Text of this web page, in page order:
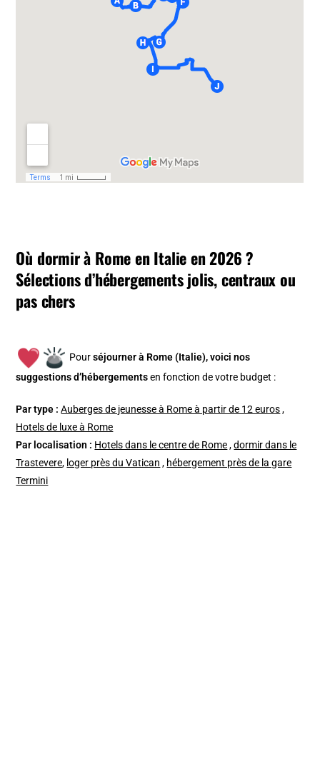
Où dormir à Rome en Italie en 2026 ?
Sélections d’hébergements jolis, centraux ou
pas chers
Pourséjourner à Rome (Italie), voici nos
suggestions d’hébergements en fonction de votre budget :
Par type :Auberges de jeunesse à Rome à partir de 12 euros,
Hotels de luxe à Rome
Par localisation : Hotels dans le centre de Rome,dormir dans le
Trastevere, loger près du Vatican , hébergement près de la gare
Termini